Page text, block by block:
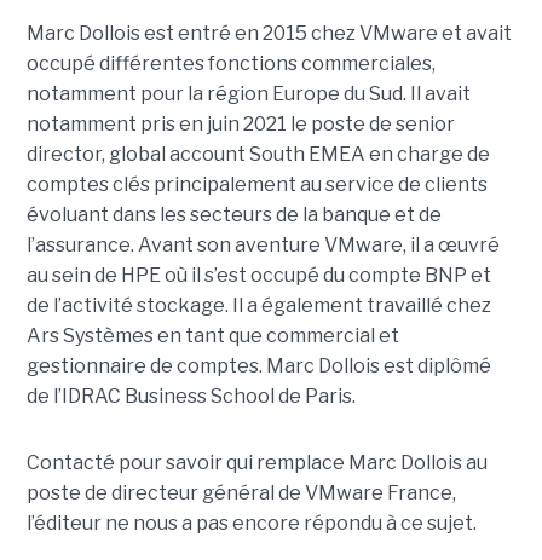
Marc Dollois est entré en 2015 chez VMware et avait
occupé différentes fonctions commerciales,
notamment pour la région Europe du Sud. Il avait
notamment pris en juin 2021 le poste de senior
director, global account South EMEA en charge de
comptes clés principalement au service de clients
évoluant dans les secteurs de la banque et de
l’assurance. Avant son aventure VMware, il a œuvré
au sein de HPE où il s’est occupé du compte BNP et
de l’activité stockage. Il a également travaillé chez
Ars Systèmes en tant que commercial et
gestionnaire de comptes. Marc Dollois est diplômé
de l’IDRAC Business School de Paris.
Contacté pour savoir qui remplace Marc Dollois au
poste de directeur général de VMware France,
l’éditeur ne nous a pas encore répondu à ce sujet.